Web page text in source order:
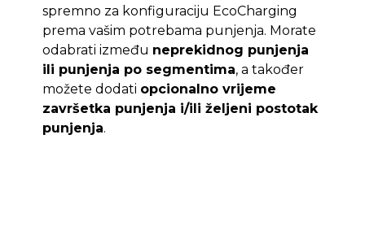
spremno za konfiguraciju EcoCharging
prema vašim potrebama punjenja. Morate
odabrati između neprekidnog punjenja
ili punjenja po segmentima, a također
možete dodati opcionalno vrijeme
završetka punjenja i/ili željeni postotak
punjenja.